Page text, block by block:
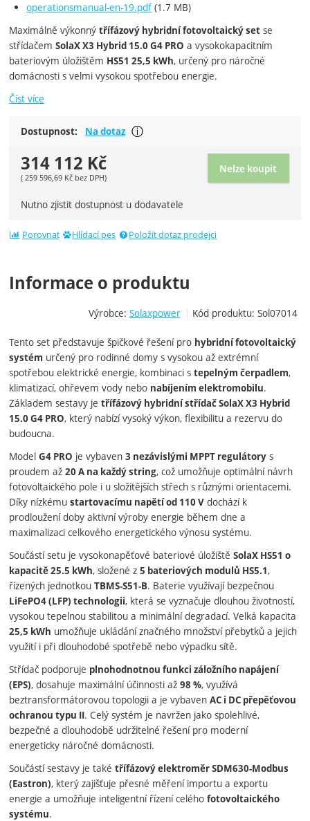
operationsmanual-en-19.pdf (1.7 MB)
Maximálně výkonnýtřífázový hybridní fotovoltaický set se
střídačemSolaX X3 Hybrid 15.0 G4 PRO a vysokokapacitním
bateriovým úložištěm HS51 25,5 kWh, určený pro náročné
domácnosti s velmi vysokou spotřebou energie.
Číst více
Dostupnost: Na dotaz
314 112 Kč
( 259 596,69 Kč bez DPH)
Nelze koupit
Nutno zjistit dostupnost u dodavatele
Porovnat Hlídací pes Položit dotaz prodejci
Informace o produktu
Výrobce: Solaxpower Kód produktu: Sol07014
Tento set představuje špičkové řešení pro hybridní fotovoltaický
systém určený pro rodinné domy s vysokou až extrémní
spotřebou elektrické energie, kombinaci stepelným čerpadlem,
klimatizací, ohřevem vody nebo nabíjením elektromobilu.
Základem sestavy jetřífázový hybridní střídač SolaX X3 Hybrid
15.0 G4 PRO, který nabízí vysoký výkon, flexibilitu a rezervu do
budoucna.
ModelG4 PRO je vybaven3 nezávislými MPPT regulátory s
proudem až20 A na každý string, což umožňuje optimální návrh
fotovoltaického pole i u složitějších střech s různými orientacemi.
Díky nízkémustartovacímu napětí od 110 V dochází k
prodloužení doby aktivní výroby energie během dne a
maximalizaci celkového energetického výnosu systému.
Součástí setu je vysokonapěťové bateriové úložištěSolaX HS51 o
kapacitě 25.5 kWh, složené z5 bateriových modulů HS5.1,
řízených jednotkouTBMS-S51-B. Baterie využívají bezpečnou
LiFePO4 (LFP) technologii, která se vyznačuje dlouhou životností,
vysokou tepelnou stabilitou a minimální degradací. Velká kapacita
25,5 kWh umožňuje ukládání značného množství přebytků a jejich
využití i při dlouhodobé spotřebě nebo výpadku sítě.
Střídač podporuje plnohodnotnou funkci záložního napájení
(EPS), dosahuje maximální účinnosti až98 %, využívá
beztransformátorovou topologii a je vybavenAC i DC přepěťovou
ochranou typu II. Celý systém je navržen jako spolehlivé,
bezpečné a dlouhodobě udržitelné řešení pro moderní
energeticky náročné domácnosti.
Součástí sestavy je takétřífázový elektroměr SDM630-Modbus
(Eastron), který zajišťuje přesné měření importu a exportu
energie a umožňuje inteligentní řízení celéhofotovoltaického
systému.